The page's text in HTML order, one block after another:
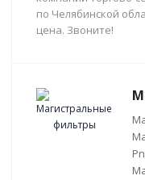
по Челябинской
цена. Звоните!